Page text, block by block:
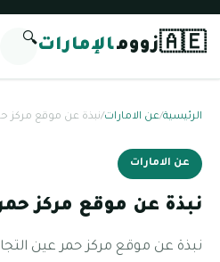
🇦🇪زوومالإمارات🔍
الرئيسية/عن الامارات/نبذة عن موقع مركز
عن الامارات
نبذة عن موقع مركز
نبذة عن موقع مركز حمر عين